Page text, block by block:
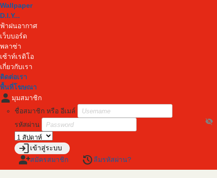
Wallpaper
D.I.Y...
ฟ้าฝนอากาศ
เว็บบอร์ด
พลาซ่า
เซ้าท์เรดิโอ
เกี่ยวกับเรา
ติดต่อเรา
พื้นที่โฆษณา
person มุมสมาชิก
ชื่อสมาชิก หรือ อีเมล์
รหัสผ่าน
visibility_off
loginเข้าสู่ระบบ
person_addสมัครสมาชิก restoreลืมรหัสผ่าน?